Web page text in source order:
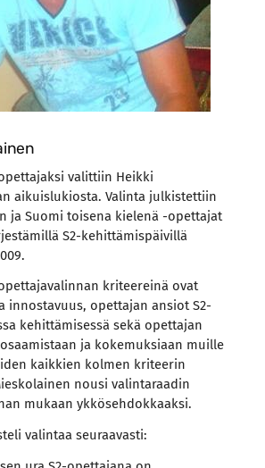
valittiin Heikki
aikuislukiosta. Valinta julkistettiin
ja Suomi toisena kielenä -opettajat
S2-kehittämispäivillä
kriteereinä ovat
innostavuus, opettajan ansiot S2-
kehittämisessä sekä opettajan
ja kokemuksiaan muille
kaikkien kolmen kriteerin
nousi valintaraadin
mukaan ykkösehdokkaaksi.
valintaa seuraavasti: